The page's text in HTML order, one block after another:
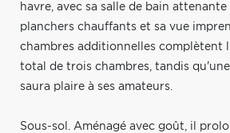
havre, avec sa salle de bain attenante
planchers chauffants et sa vue
chambres additionnelles complètent
total de trois chambres, tandis
saura plaire à ses amateurs.
Sous-sol. Aménagé avec goût, il